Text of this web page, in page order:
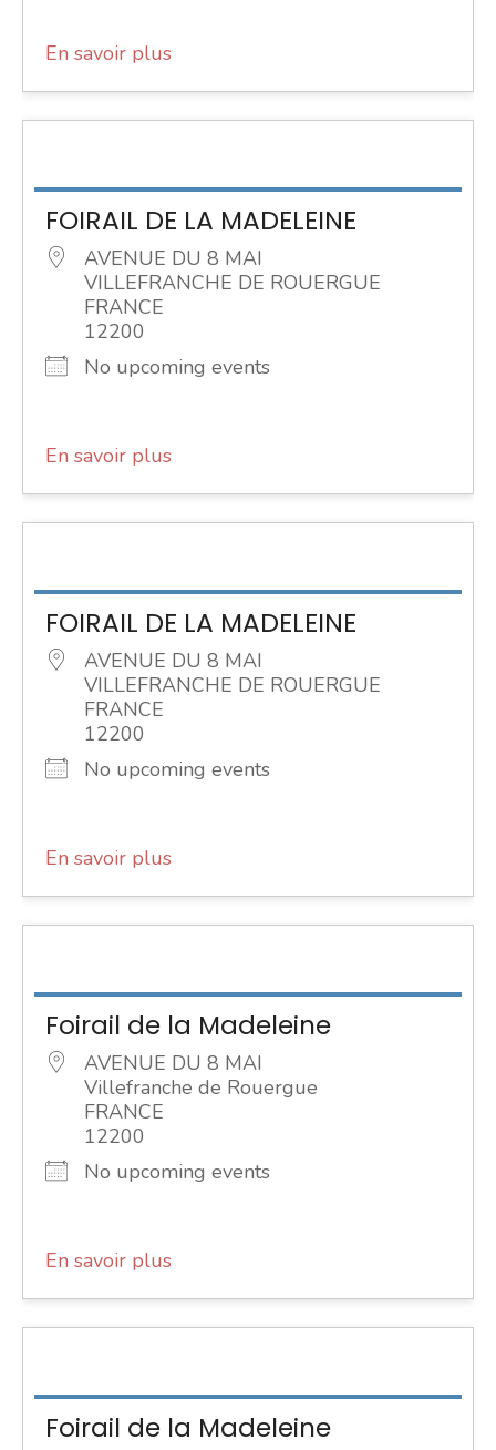
En savoir plus
FOIRAIL DE LA MADELEINE
AVENUE DU 8 MAI
VILLEFRANCHE DE ROUERGUE
FRANCE
12200
No upcoming events
En savoir plus
FOIRAIL DE LA MADELEINE
AVENUE DU 8 MAI
VILLEFRANCHE DE ROUERGUE
FRANCE
12200
No upcoming events
En savoir plus
Foirail de la Madeleine
AVENUE DU 8 MAI
Villefranche de Rouergue
FRANCE
12200
No upcoming events
En savoir plus
Foirail de la Madeleine